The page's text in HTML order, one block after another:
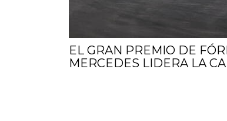
EL GRAN PREMIO DE
MERCEDES LIDERA LA